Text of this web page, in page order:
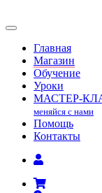
Главная
Магазин
Обучение
Уроки
МАСТЕР-
меняйся с нами
Помощь
Контакты